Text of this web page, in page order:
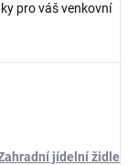
pro váš venkovní
jídelní židle